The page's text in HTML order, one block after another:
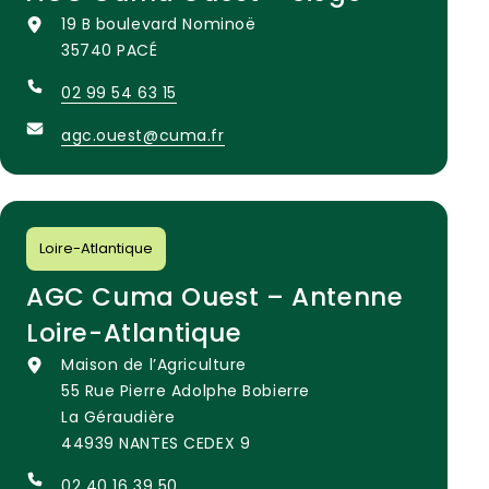
19 B boulevard Nominoë
35740 PACÉ
02 99 54 63 15
agc.ouest@cuma.fr
Loire-Atlantique
AGC Cuma Ouest – Antenne
Loire-Atlantique
Maison de l’Agriculture
55 Rue Pierre Adolphe Bobierre
La Géraudière
44939 NANTES CEDEX 9